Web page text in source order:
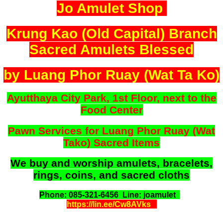
Jo Amulet Shop
Krung Kao (Old Capital) Branch
Sacred Amulets Blessed
by Luang Phor Ruay (Wat Ta Ko)
Ayutthaya City Park, 1st Floor, next to the
Food Center
Pawn Services for Luang Phor Ruay (Wat
Tako) Sacred Items
We buy and worship amulets, bracelets,
rings, coins, and sacred cloths
Phone: 085-321-6456 Line: joamulet
https://lin.ee/Cw8AVks